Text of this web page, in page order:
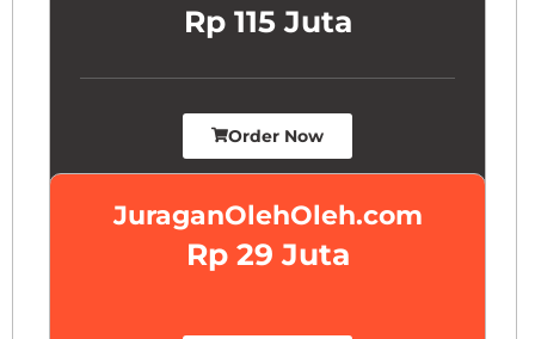
Rp 115 Juta
Order Now
JuraganOlehOleh.com
Rp 29 Juta